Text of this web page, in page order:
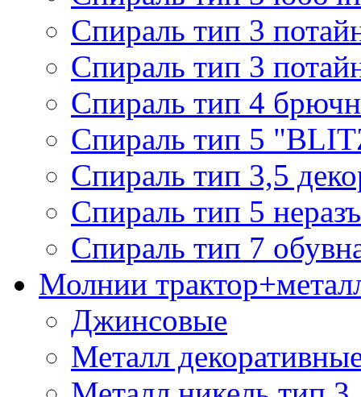
Спираль тип 3
Спираль тип 3
Спираль тип 4
Спираль тип 5
Спираль тип 3,5
Спираль тип 5
Спираль тип 7
Молнии
Джинсовые
Металл